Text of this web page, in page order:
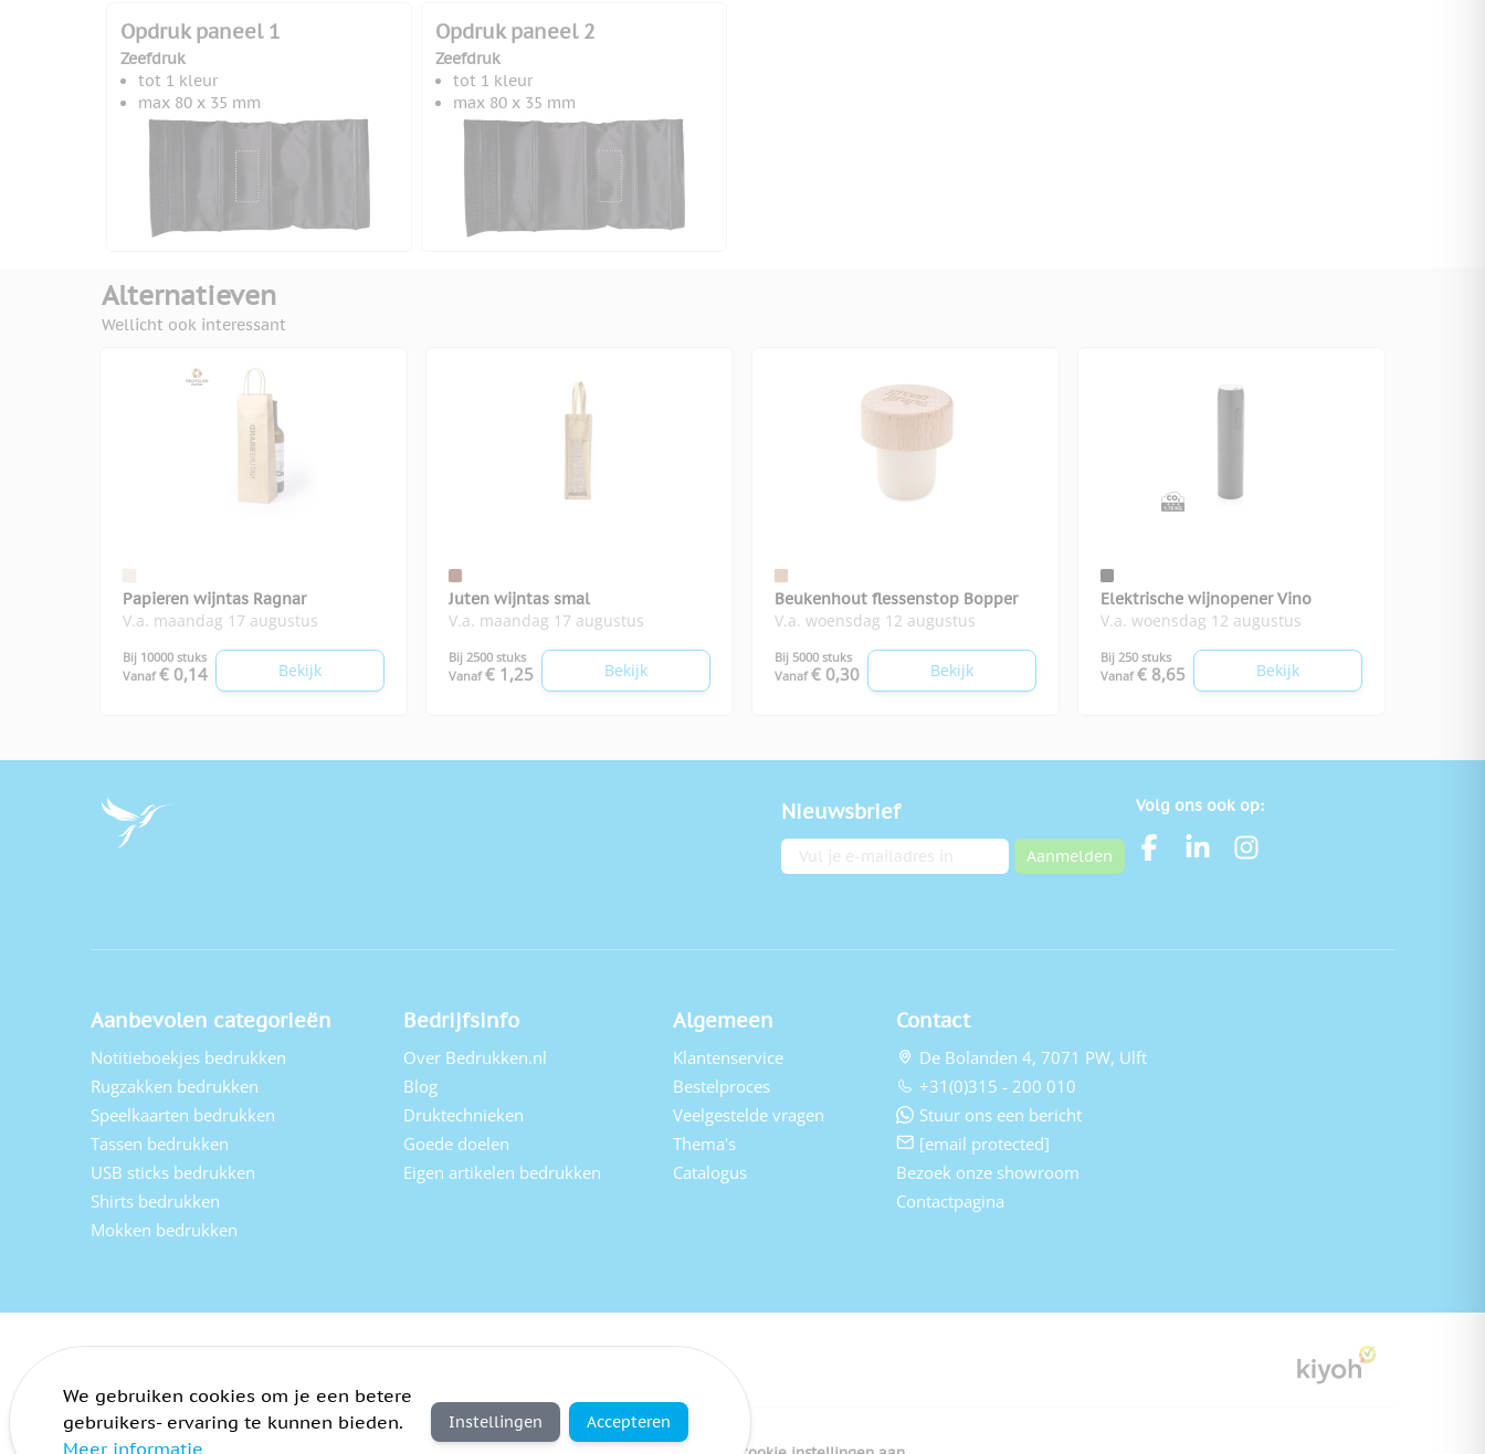
Opdruk paneel 1
Zeefdruk
tot 1 kleur
max 80 x 35 mm
Opdruk paneel 2
Zeefdruk
tot 1 kleur
max 80 x 35 mm
Alternatieven
Wellicht ook interessant
Papieren wijntas Ragnar
V.a. maandag 17 augustus
Bij 10000 stuks
Vanaf € 0,14 Bekijk
Juten wijntas smal
V.a. maandag 17 augustus
Bij 2500 stuks
Vanaf € 1,25 Bekijk
Beukenhout flessenstop Bopper
V.a. woensdag 12 augustus
Bij 5000 stuks
Vanaf € 0,30 Bekijk
Elektrische wijnopener Vino
V.a. woensdag 12 augustus
Bij 250 stuks
Vanaf € 8,65 Bekijk
Nieuwsbrief
E-mailadres Aanmelden
Volg ons ook op:
Aanbevolen categorieën
Notitieboekjes bedrukken
Rugzakken bedrukken
Speelkaarten bedrukken
Tassen bedrukken
USB sticks bedrukken
Shirts bedrukken
Mokken bedrukken
Bedrijfsinfo
Over Bedrukken.nl
Blog
Druktechnieken
Goede doelen
Eigen artikelen bedrukken
Algemeen
Klantenservice
Bestelproces
Veelgestelde vragen
Thema's
Catalogus
Contact
De Bolanden 4, 7071 PW, Ulft
+31(0)315 - 200 010
Stuur ons een bericht
[email protected]
Bezoek onze showroom
Contactpagina
We gebruiken cookies om je een betere
gebruikers- ervaring te kunnen bieden.
Meer informatie
Instellingen Accepteren